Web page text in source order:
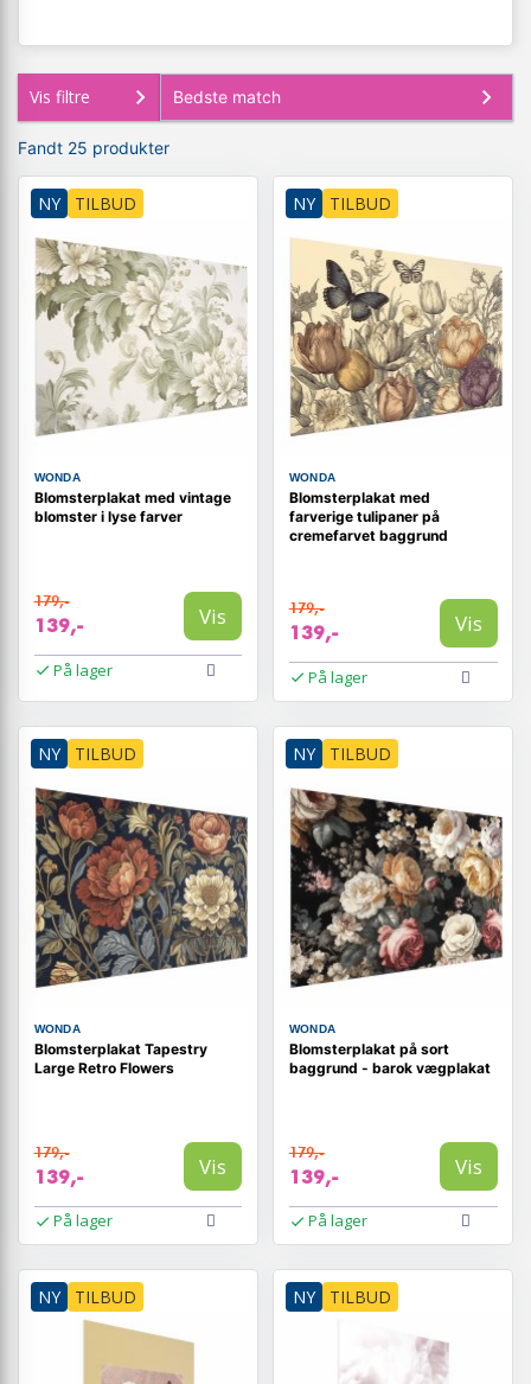
Vis filtre
Fandt 25 produkter
NY TILBUD
WONDA
Blomsterplakat med vintage
blomster i lyse farver
179,-
139,- Vis
På lager
NY TILBUD
WONDA
Blomsterplakat med
farverige tulipaner på
cremefarvet baggrund
179,-
139,- Vis
På lager
NY TILBUD
WONDA
Blomsterplakat Tapestry
Large Retro Flowers
179,-
139,- Vis
På lager
NY TILBUD
WONDA
Blomsterplakat på sort
baggrund - barok vægplakat
179,-
139,- Vis
På lager
NY TILBUD NY TILBUD